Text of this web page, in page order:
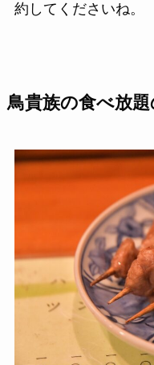
約してくださいね。
鳥貴族の食べ放